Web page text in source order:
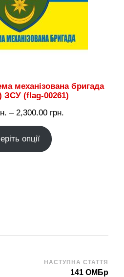
механізована бригада
(flag-00261)
– 2,300.00 грн.
опції
НАСТУПНА СТАТТЯ
141 ОМБр